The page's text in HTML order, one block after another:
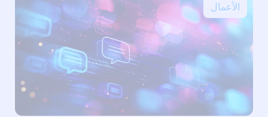
الأعمال